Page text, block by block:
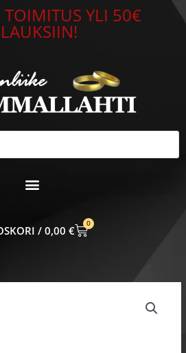
YLI 50€
0,00 €
0
CART